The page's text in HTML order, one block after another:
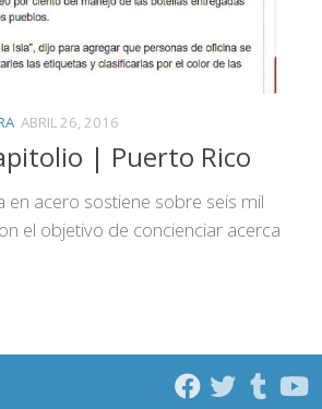
ABRIL 26, 2016
| Puerto Rico
en acero sostiene sobre seis mil
el objetivo de concienciar acerca